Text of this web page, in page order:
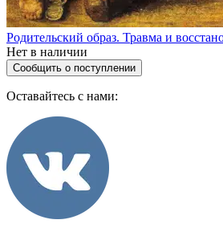
Родительский образ. Травма и
Нет в наличии
Сообщить о поступлении
Оставайтесь с нами: